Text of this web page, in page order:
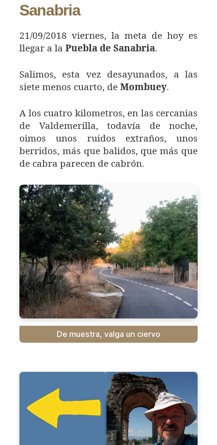
Sanabria
21/09/2018 viernes, la meta de hoy es
llegar a la Puebla de Sanabria.
Salimos, esta vez desayunados, a las
siete menos cuarto, de Mombuey.
A los cuatro kilometros, en las cercanias
de Valdemerilla, todavía de noche,
oimos unos ruidos extraños, unos
berridos, más que balidos, que más que
de cabra parecen de cabrón.
De muestra, valga un ciervo